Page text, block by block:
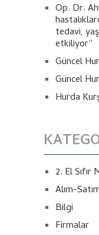
Op. Dr.
tedavi,
etkiliyor”
Güncel
Güncel
Hurda
2. El Sıfır
Alım-
Bilgi
Firmalar